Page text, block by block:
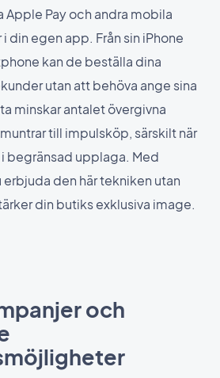
Pay och andra mobila
egen app. Från sin iPhone
kan de beställa dina
utan att behöva ange sina
minskar antalet övergivna
till impulsköp, särskilt när
begränsad upplaga. Med
den här tekniken utan
din butiks exklusiva image.
och